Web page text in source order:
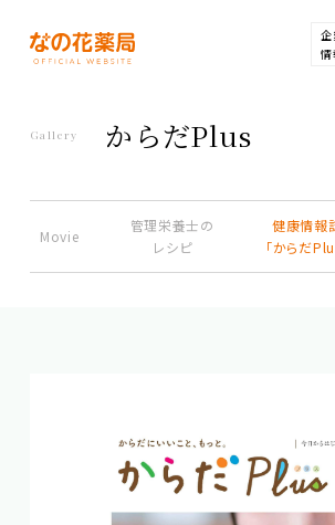
企
情
Gallery からだPlus
Movie
管理栄養士の
レシピ
健康情報
「からだ